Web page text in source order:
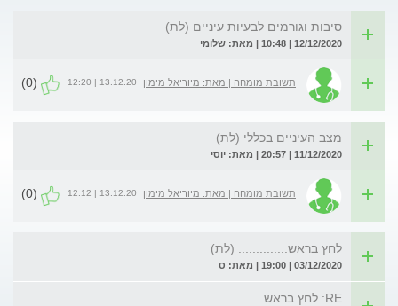
סיבות וגורמים לבעיות עיניים (לת)
12/12/2020 | 10:48 | מאת: שלומי
תשובת מומחה | מאת: מיוריאל מימון 13.12.20 | 12:20
(0)
מצב העיניים בכללי (לת)
11/12/2020 | 20:57 | מאת: יוסי
תשובת מומחה | מאת: מיוריאל מימון 13.12.20 | 12:12
(0)
לחץ בראש.............. (לת)
03/12/2020 | 19:00 | מאת: ס
RE: לחץ בראש..............